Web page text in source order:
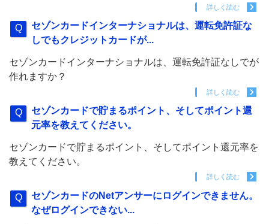
詳しく読む
セゾンカードインターナショナルは、運転免許証な
しでもクレジットカードが...
セゾンカードインターナショナルは、運転免許証なしでが
作れますか？
詳しく読む
セゾンカードで貯まるポイント、そしてポイント還
元率を教えてください。
セゾンカードで貯まるポイント、そしてポイント還元率を
教えてください。
詳しく読む
セゾンカードのNetアンサーにログインできません。
なぜログインできない...